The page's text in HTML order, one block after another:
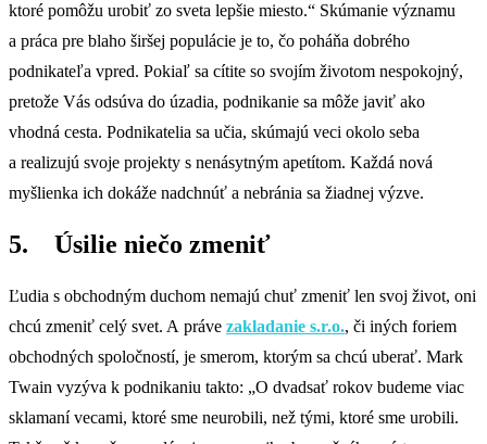
ktoré pomôžu urobiť zo sveta lepšie miesto.“ Skúmanie významu
a práca pre blaho širšej populácie je to, čo poháňa dobrého
podnikateľa vpred. Pokiaľ sa cítite so svojím životom nespokojný,
pretože Vás odsúva do úzadia, podnikanie sa môže javiť ako
vhodná cesta. Podnikatelia sa učia, skúmajú veci okolo seba
a realizujú svoje projekty s nenásytným apetítom. Každá nová
myšlienka ich dokáže nadchnúť a nebránia sa žiadnej výzve.
5. Úsilie niečo zmeniť
Ľudia s obchodným duchom nemajú chuť zmeniť len svoj život, oni
chcú zmeniť celý svet. A práve zakladanie s.r.o., či iných foriem
obchodných spoločností, je smerom, ktorým sa chcú uberať. Mark
Twain vyzýva k podnikaniu takto: „O dvadsať rokov budeme viac
sklamaní vecami, ktoré sme neurobili, než tými, ktoré sme urobili.